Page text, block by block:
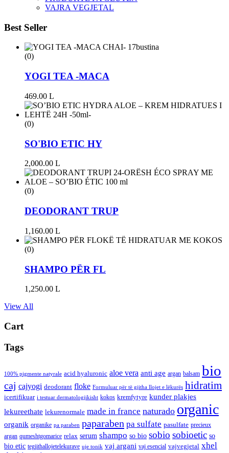
VAJRA VEGJETAL
Best Seller
(0)
YOGI TEA -MACA
469.00 L
(0)
SO'BIO ETIC HY
2,000.00 L
(0)
DEODORANT TRUP
1,160.00 L
(0)
SHAMPO PËR FL
1,250.00 L
View All
Cart
Tags
100% pigmente natyrale acid hyaluronic aloe vera anti age argan balsam bio
caj cajyogi deodorant floke Formuluar për të gjitha llojet e lëkurës hidratim
icertifikuar i testuar dermatologjikisht kokos kremfytyre kunder plakjes
lekureethate lekurenormale made in france naturado organic
organik organike pa paraben paparaben pa sulfate pasulfate precieux
argan qumeshtgomarice relax serum shampo so bio sobio sobioetic so
bio etic tegjithallojetelekurave uje tonik vaj argani vaj esencial vajvegjetal xhel